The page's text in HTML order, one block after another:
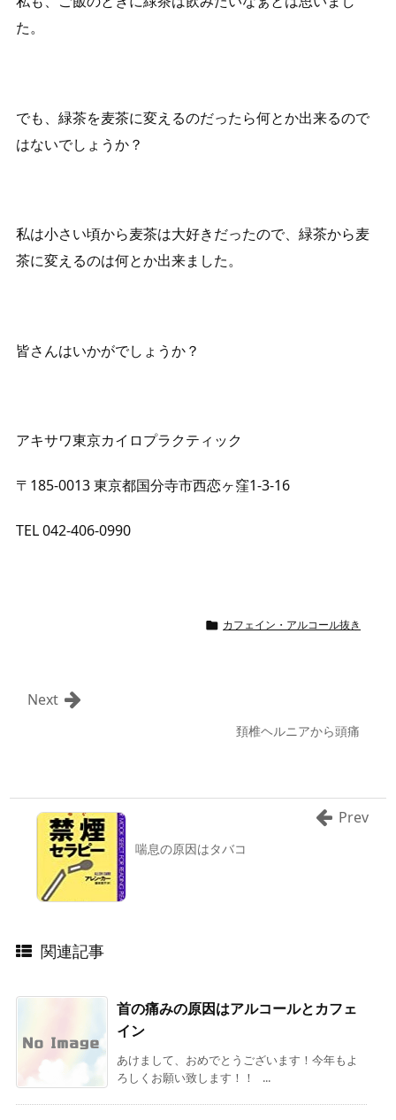
た。
でも、緑茶を麦茶に変えるのだったら何とか出来るので
はないでしょうか？
私は小さい頃から麦茶は大好きだったので、緑茶から麦
茶に変えるのは何とか出来ました。
皆さんはいかがでしょうか？
アキサワ東京カイロプラクティック
〒185-0013 東京都国分寺市西恋ヶ窪1-3-16
TEL 042-406-0990
 カフェイン・アルコール抜き
頚椎ヘルニアから頭痛
Next
喘息の原因はタバコ
Prev
関連記事
首の痛みの原因はアルコールとカフェ
イン
あけまして、おめでとうございます！今年もよ
ろしくお願い致します！！ ...